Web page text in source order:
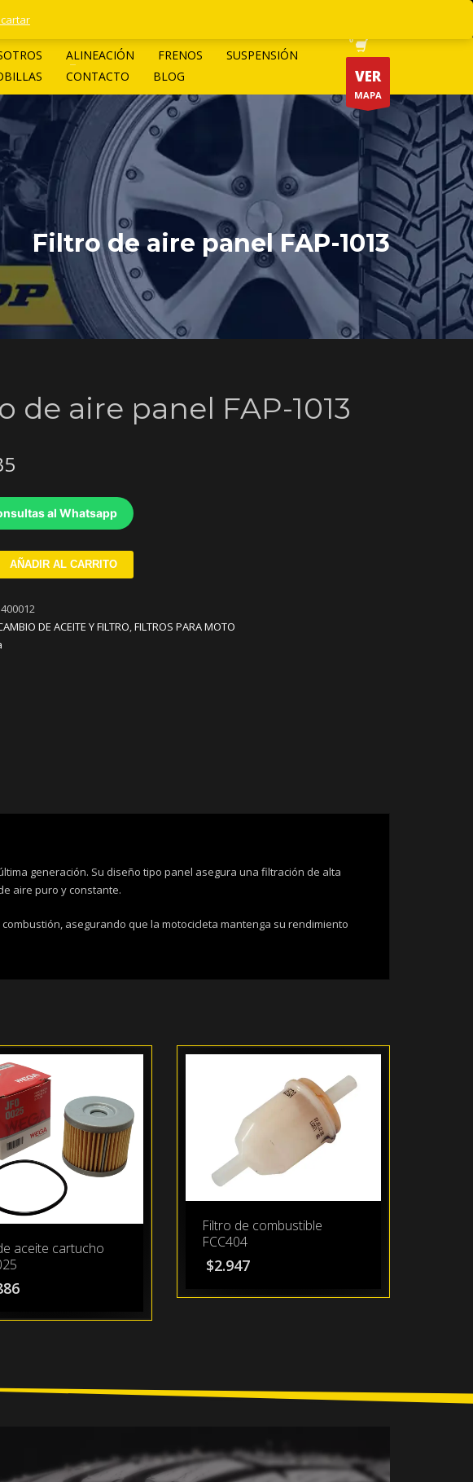
ALINEACIÓN FRENOS
SUSPENSIÓN
CONTACTO BLOG VER
MAPA
Filtro de aire panel FAP-1013
de aire panel FAP-1013
al Whatsapp
AÑADIR AL CARRITO
DE ACEITE Y FILTRO,FILTROS PARA MOTO
generación. Su diseño tipo panel asegura una filtración de alta
aire puro y constante.
asegurando que la motocicleta mantenga su rendimiento
aceite cartucho
Filtro de combustible
FCC404
$2.947